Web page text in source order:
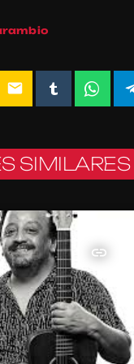
email
SIMILARES
insert_link